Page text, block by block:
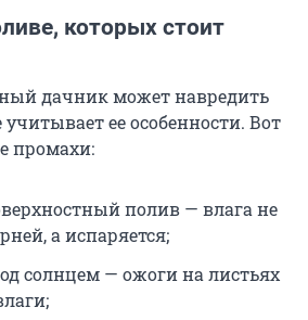
которых стоит
дачник может навредить
учитывает ее особенности. Вот
промахи:
полив — влага не
а испаряется;
солнцем — ожоги на листьях